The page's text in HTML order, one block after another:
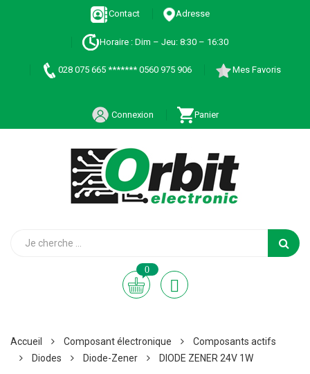
Contact Adresse
Horaire : Dim – Jeu: 8:30 – 16:30
028 075 665 ******* 0560 975 906 Mes Favoris
Connexion Panier
0
Accueil Composant électronique
Composants actifs
Diodes
Diode-Zener DIODE ZENER 24V 1W